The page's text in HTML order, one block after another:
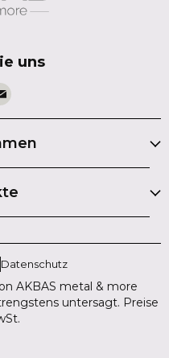
uns
Datenschutz
AKBAS metal & more
untersagt. Preise